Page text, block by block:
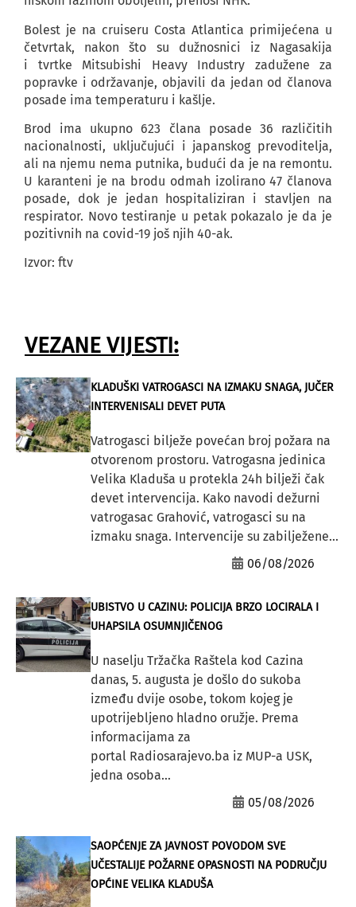
Bolest je na cruiseru Costa Atlantica primijećena u
četvrtak, nakon što su dužnosnici iz Nagasakija
i tvrtke Mitsubishi Heavy Industry zadužene za
popravke i održavanje, objavili da jedan od članova
posade ima temperaturu i kašlje.
Brod ima ukupno 623 člana posade 36 različitih
nacionalnosti, uključujući i japanskog prevoditelja,
ali na njemu nema putnika, budući da je na remontu.
U karanteni je na brodu odmah izolirano 47 članova
posade, dok je jedan hospitaliziran i stavljen na
respirator. Novo testiranje u petak pokazalo je da je
pozitivnih na covid-19 još njih 40-ak.
Izvor: ftv
VEZANE VIJESTI:
KLADUŠKI VATROGASCI NA IZMAKU SNAGA, JUČER
INTERVENISALI DEVET PUTA
Vatrogasci bilježe povećan broj požara na
otvorenom prostoru. Vatrogasna jedinica
Velika Kladuša u protekla 24h bilježi čak
devet intervencija. Kako navodi dežurni
vatrogasac Grahović, vatrogasci su na
izmaku snaga. Intervencije su zabilježene...
06/08/2026
UBISTVO U CAZINU: POLICIJA BRZO LOCIRALA I
UHAPSILA OSUMNJIČENOG
U naselju Tržačka Raštela kod Cazina
danas, 5. augusta je došlo do sukoba
između dvije osobe, tokom kojeg je
upotrijebljeno hladno oružje. Prema
informacijama za
portal Radiosarajevo.ba iz MUP-a USK,
jedna osoba...
05/08/2026
SAOPĆENJE ZA JAVNOST POVODOM SVE
UČESTALIJE POŽARNE OPASNOSTI NA PODRUČJU
OPĆINE VELIKA KLADUŠA